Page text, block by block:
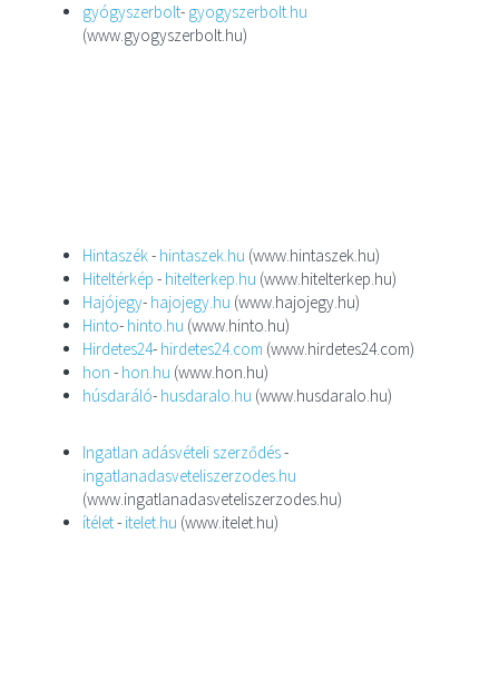
gyógyszerbolt- gyogyszerbolt.hu
(www.gyogyszerbolt.hu)
Hintaszék- hintaszek.hu (www.hintaszek.hu)
Hiteltérkép - hitelterkep.hu (www.hitelterkep.hu)
Hajójegy- hajojegy.hu (www.hajojegy.hu)
Hinto- hinto.hu (www.hinto.hu)
Hirdetes24- hirdetes24.com (www.hirdetes24.com)
hon - hon.hu (www.hon.hu)
húsdaráló- husdaralo.hu (www.husdaralo.hu)
Ingatlan adásvételi szerződés-
ingatlanadasveteliszerzodes.hu
(www.ingatlanadasveteliszerzodes.hu)
ítélet- itelet.hu (www.itelet.hu)